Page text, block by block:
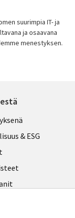
suurimpia IT- ja
ja osaavana
menestyksen.
& ESG